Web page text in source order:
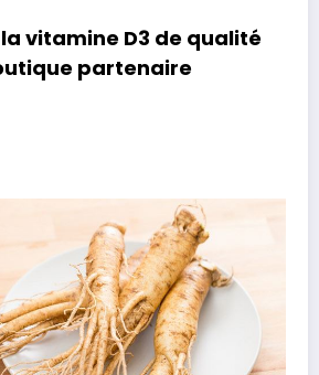
vitamine D3 de qualité
partenaire